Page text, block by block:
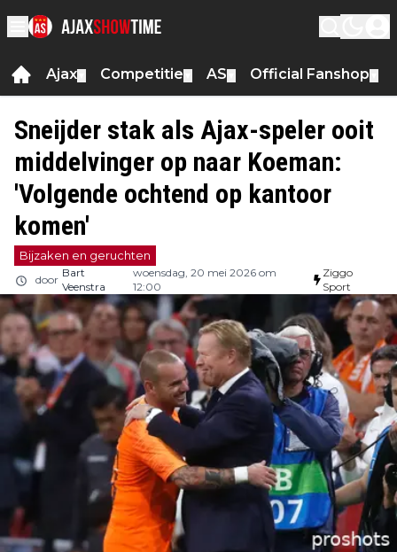
Ajax Competitie AS Official Fanshop
Sneijder stak als Ajax-speler ooit
middelvinger op naar Koeman:
'Volgende ochtend op kantoor
komen'
Bijzaken en geruchten
door
Bart
Veenstra
woensdag, 20 mei 2026 om
12:00
Ziggo
Sport